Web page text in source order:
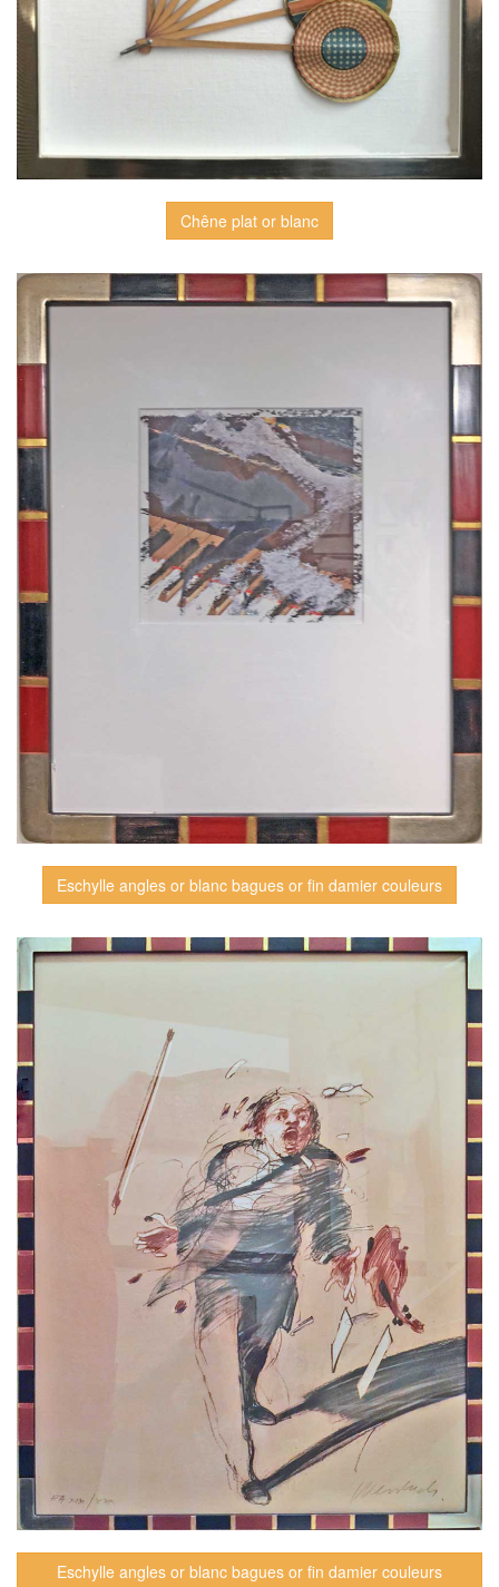
Chêne plat or blanc
Eschylle angles or blanc bagues or fin damier couleurs
Eschylle angles or blanc bagues or fin damier couleurs